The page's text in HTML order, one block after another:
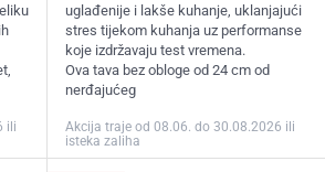
ili
uglađenije i lakše kuhanje, uklanjajući
stres tijekom kuhanja uz performanse
koje izdržavaju test vremena.
Ova tava bez obloge od 24 cm od
nerđajućeg
Akcija traje od 08.06. do 30.08.2026 ili
isteka zaliha